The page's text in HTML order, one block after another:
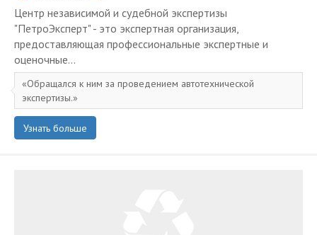
Центр независимой и судебной экспертизы
"ПетроЭксперт" - это экспертная организация,
предоставляющая профессиональные экспертные и
оценочные...
Обращался к ним за проведением автотехнической
экспертизы.
Узнать больше